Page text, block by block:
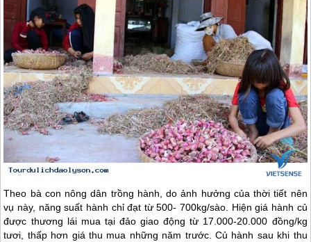
Theo bà con nông dân trồng hành, do ảnh hưởng của thời tiết nên
vụ này, năng suất hành chỉ đạt từ 500- 700kg/sào. Hiện giá hành củ
được thương lái mua tại đảo giao động từ 17.000-20.000 đồng/kg
tươi, thấp hơn giá thu mua những năm trước. Củ hành sau khi thu